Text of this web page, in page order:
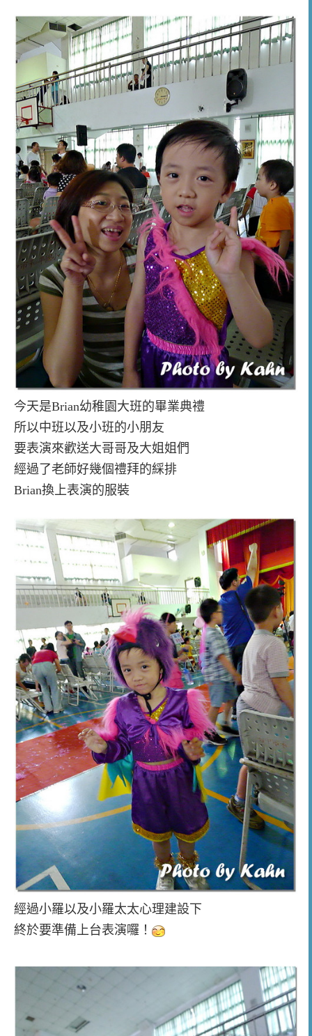
今天是Brian幼稚園大班的畢業典禮
所以中班以及小班的小朋友
要表演來歡送大哥哥及大姐姐們
經過了老師好幾個禮拜的綵排
Brian換上表演的服裝
經過小羅以及小羅太太心理建設下
終於要準備上台表演囉！